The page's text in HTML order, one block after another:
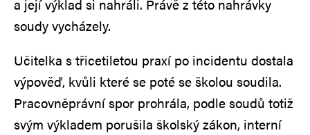
a její výklad si nahráli. Právě z této nahrávky
soudy vycházely.
Učitelka s třicetiletou praxí po incidentu dostala
výpověď, kvůli které se poté se školou soudila.
Pracovněprávní spor prohrála, podle soudů totiž
svým výkladem porušila školský zákon, interní